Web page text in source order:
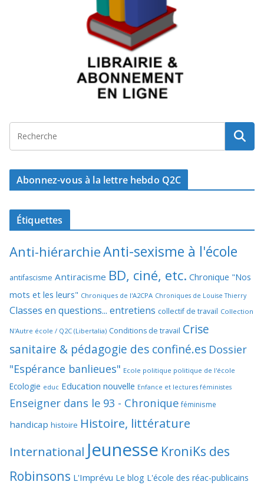
Abonnez-vous à la lettre hebdo Q2C
Étiquettes
Anti-hiérarchieAnti-sexisme à l'école
antifascisme Antiracisme BD, ciné, etc. Chronique "Nos
mots et les leurs" Chroniques de l'A2CPA Chroniques de Louise Thierry
Classes en questions... entretiens collectif de travail Collection
N'Autre école / Q2C (Libertalia) Conditions de travail Crise
sanitaire & pédagogie des confiné.es Dossier
"Espérance banlieues" Ecole politique politique de l'école
Ecologie educ Education nouvelle Enfance et lectures féministes
Enseigner dans le 93 - Chronique féminisme
handicap histoire Histoire, littérature
International Jeunesse KroniKs des
Robinsons L'Imprévu Le blog L'école des réac-publicains